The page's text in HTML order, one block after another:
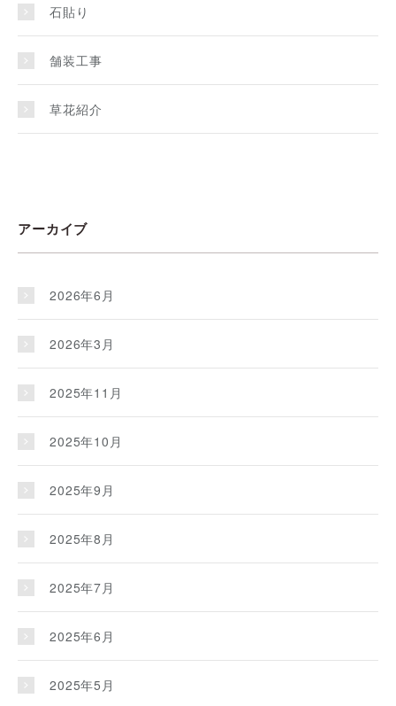
石貼り
舗装工事
草花紹介
アーカイブ
2026年6月
2026年3月
2025年11月
2025年10月
2025年9月
2025年8月
2025年7月
2025年6月
2025年5月